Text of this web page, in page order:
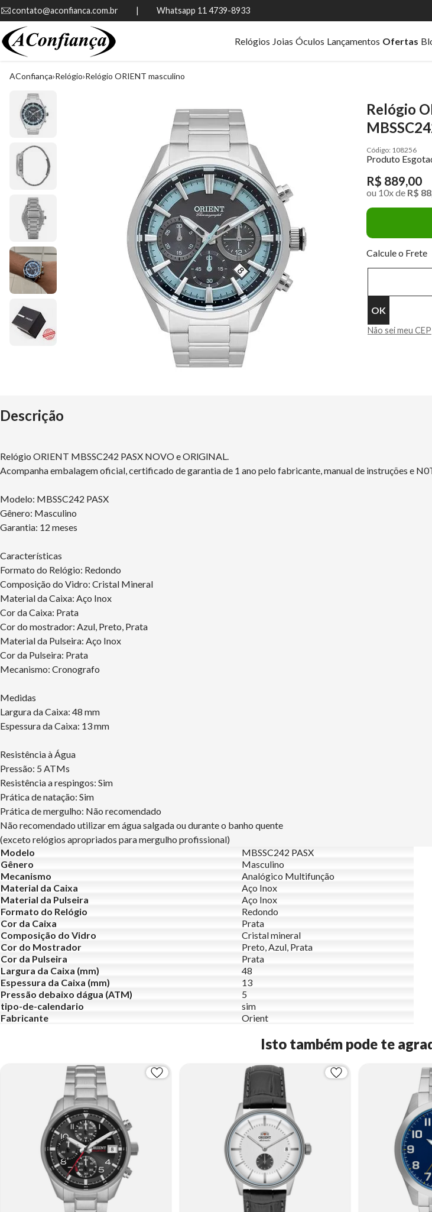
contato@aconfianca.com.br          |          Whatsapp 11 4739-8933
Relógios Joias Óculos Lançamentos Ofertas
AConfiança Relógio Relógio ORIENT masculino
Relógio
108256
Produto
R$ 889,00
ou 10xde R$
Calcule o Frete
Não sei meu CEP
Descrição
Relógio ORIENT MBSSC242 PASX NOVO e ORlGlNAL.
Acompanha embalagem oficial, certificado de garantia de 1 ano pelo fabricante, manual de instruções e
Modelo: MBSSC242 PASX
Gênero: Masculino
Garantia: 12 meses
Características
Formato do Relógio: Redondo
Composição do Vidro: Cristal Mineral
Material da Caixa: Aço Inox
Cor da Caixa: Prata
Cor do mostrador: Azul, Preto, Prata
Material da Pulseira: Aço Inox
Cor da Pulseira: Prata
Mecanismo: Cronografo
Medidas
Largura da Caixa: 48 mm
Espessura da Caixa: 13 mm
Resistência à Água
Pressão: 5 ATMs
Resistência a respingos: Sim
Prática de natação: Sim
Prática de mergulho: Não recomendado
Não recomendado utilizar em água salgada ou durante o banho quente
(exceto relógios apropriados para mergulho profissional)
Modelo
MBSSC242 PASX
Gênero
Masculino
Mecanismo
Analógico Multifunção
Material da Caixa
Aço Inox
Material da Pulseira
Aço Inox
Formato do Relógio
Redondo
Cor da Caixa
Prata
Composição do Vidro
Cristal mineral
Cor do Mostrador
Preto, Azul, Prata
Cor da Pulseira
Prata
Largura da Caixa (mm)
48
Espessura da Caixa (mm)
13
Pressão debaixo dágua (ATM)
5
tipo-de-calendario
sim
Fabricante
Orient
Isto também pode te